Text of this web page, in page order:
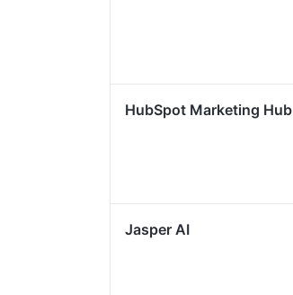
HubSpot Marketing Hub
Jasper AI